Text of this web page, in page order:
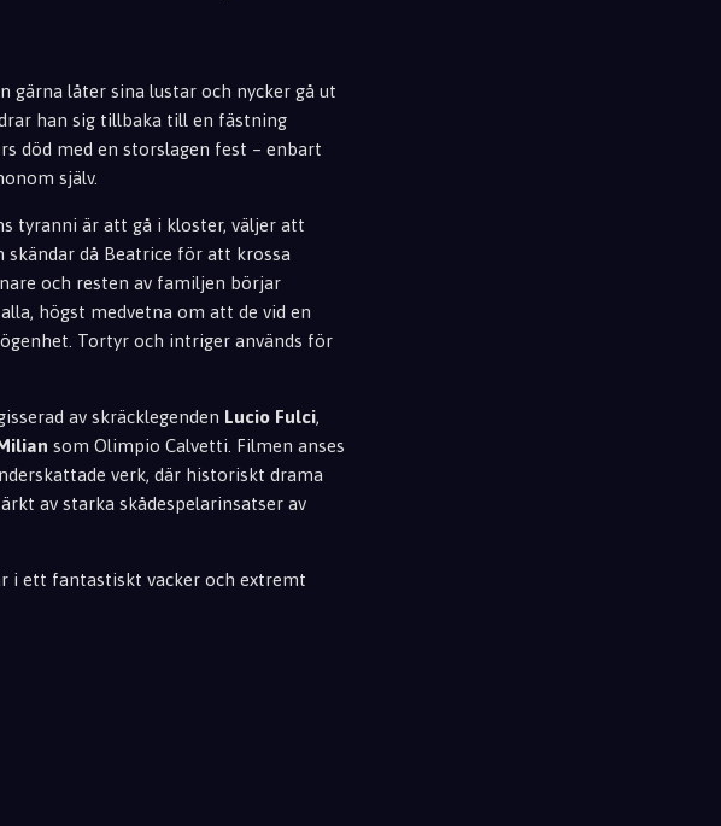
gärna låter sina lustar och nycker gå ut
han sig tillbaka till en fästning
död med en storslagen fest – enbart
själv.
tyranni är att gå i kloster, väljer att
skändar då Beatrice för att krossa
och resten av familjen börjar
högst medvetna om att de vid en
Tortyr och intriger används för
av skräcklegenden Lucio Fulci,
som Olimpio Calvetti. Filmen anses
verk, där historiskt drama
av starka skådespelarinsatser av
i ett fantastiskt vacker och extremt